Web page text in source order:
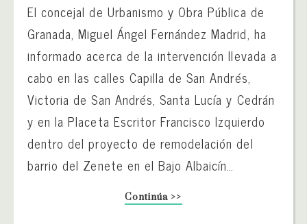
El concejal de Urbanismo y Obra Pública de
Granada, Miguel Ángel Fernández Madrid, ha
informado acerca de la intervención llevada a
cabo en las calles Capilla de San Andrés,
Victoria de San Andrés, Santa Lucía y Cedrán
y en la Placeta Escritor Francisco Izquierdo
dentro del proyecto de remodelación del
barrio del Zenete en el Bajo Albaicín…
Continúa >>